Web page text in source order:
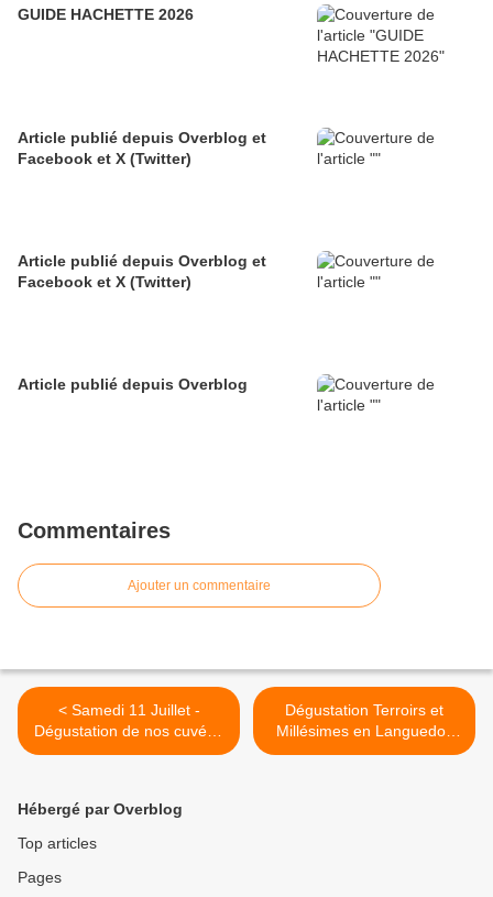
GUIDE HACHETTE 2026
Article publié depuis Overblog et
Facebook et X (Twitter)
Article publié depuis Overblog et
Facebook et X (Twitter)
Article publié depuis Overblog
Commentaires
Ajouter un commentaire
< Samedi 11 Juillet -
Dégustation de nos cuvées
au Comptoir des Vins du
Dégustation Terroirs et
Millésimes en Languedoc
2015 >
Hébergé par Overblog
Top articles
Pages